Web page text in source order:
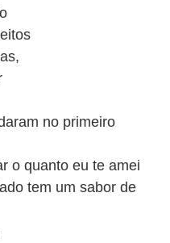
no primeiro
o quanto eu te amei
tem um sabor de